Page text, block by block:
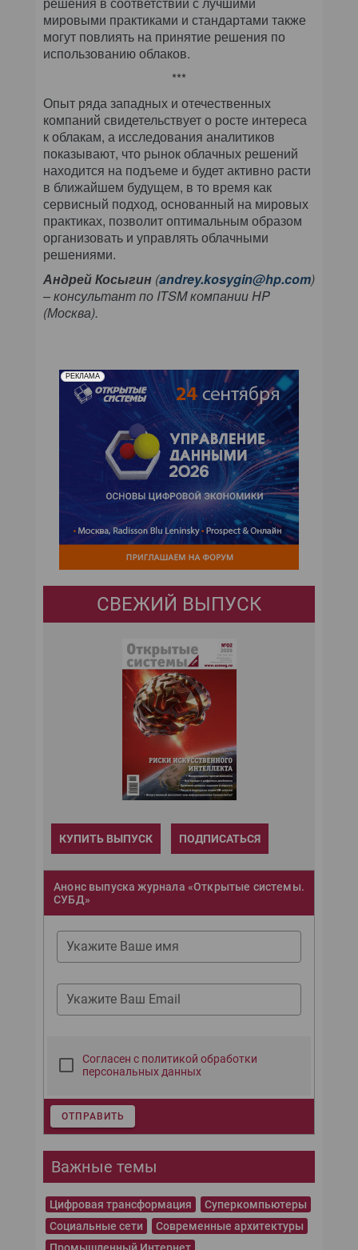
мировыми практиками и стандартами также
могут повлиять на принятие решения по
использованию облаков.
***
Опыт ряда западных и отечественных
компаний свидетельствует о росте интереса
к облакам, а исследования аналитиков
показывают, что рынок облачных решений
находится на подъеме и будет активно расти
в ближайшем будущем, в то время как
сервисный подход, основанный на мировых
практиках, позволит оптимальным образом
организовать и управлять облачными
решениями.
Андрей Косыгин (andrey.kosygin@hp.com)
– консультант по ITSM компании HP
(Москва).
РЕКЛАМА
СВЕЖИЙ ВЫПУСК
КУПИТЬ ВЫПУСК ПОДПИСАТЬСЯ
Анонс выпуска журнала «Открытые системы.
СУБД»
Укажите Ваше имя
Укажите Ваш Email
Согласен с политикой обработки
персональных данных
ОТПРАВИТЬ
Важные темы
Цифровая трансформация
Суперкомпьютеры
Социальные сети
Современные архитектуры